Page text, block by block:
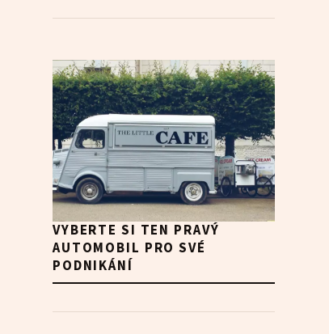
VYBERTE SI TEN PRAVÝ
AUTOMOBIL PRO SVÉ
PODNIKÁNÍ